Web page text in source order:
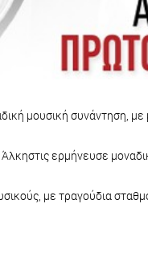
μουσική συνάντηση, με
ερμήνευσε
με τραγούδια